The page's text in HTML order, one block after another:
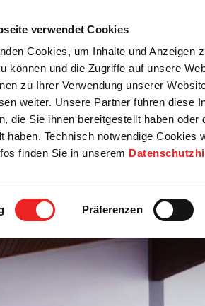
verwendet Cookies
Cookies, um Inhalte und Anzeigen
können und die Zugriffe auf unsere
zu Ihrer Verwendung unserer
weiter. Unsere Partner führen diese
die Sie ihnen bereitgestellt haben oder
haben. Technisch notwendige Cookies
finden Sie in unserem
Präferenzen
Startseite
Rats- / Bürgerinfo Wirtschaft /